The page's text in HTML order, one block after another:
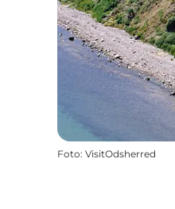
Foto: VisitOdsherred